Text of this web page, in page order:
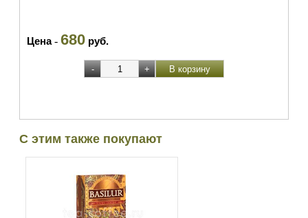
Цена- 680 руб.
С этим также покупают